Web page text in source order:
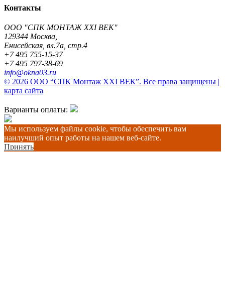
Контакты
ООО "СПК МОНТАЖ XXI ВЕК"
129344 Москва
Енисейская, вл.7а, стр.4
+7 495 755-15-37
+7 495 797-38-69
info@okna03.ru
© 2026 ООО “СПК Монтаж XXI ВЕК”. Все права защищены |
карта сайта
Варианты оплаты:
Мы используем файлы cookie, чтобы обеспечить вам
наилучший опыт работы на нашем веб-сайте.
Принять